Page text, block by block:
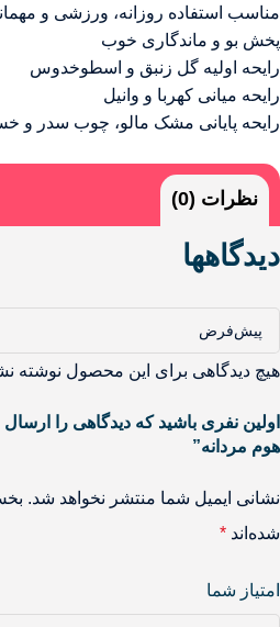
مناسب استفاده روزانه، ورزشی و
پخش بو و ماندگاری خوب
رایحه اولیه گل زنبق و اسطوخدوس
رایحه میانی کهربا و وانیل
رایحه پایانی مشک مالو، چوب سدر
نظرات (0)
دیدگاهها
هیچ دیدگاهی برای این محصول نوشته
اولین نفری باشید که دیدگاهی را
هوم مردانه”
نشانی ایمیل شما منتشر نخواهد شد.
شده‌اند *
امتیاز شما